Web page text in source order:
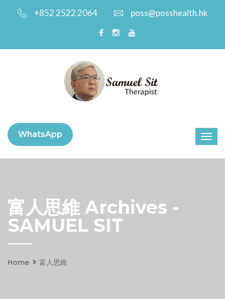
+852 2522 2064 poss@posshealth.hk
WhatsApp
富人思維 Archives -
SAMUEL SIT
Home 富人思維